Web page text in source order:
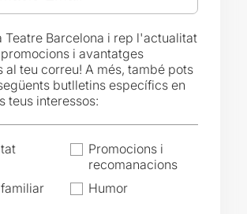
Teatre Barcelona i rep l'actualitat
i avantatges
al teu correu! A més, també pots
butlletins específics en
teus interessos:
Promocions i
recomanacions
Humor